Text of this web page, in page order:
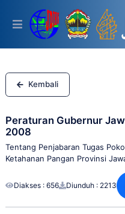
This
includes
accessibility
system.
Kembali
Peraturan Gubernur
2008
Tentang Penjabaran Tugas
Ketahanan Pangan Provinsi
Diakses : 656 Diunduh : 2213